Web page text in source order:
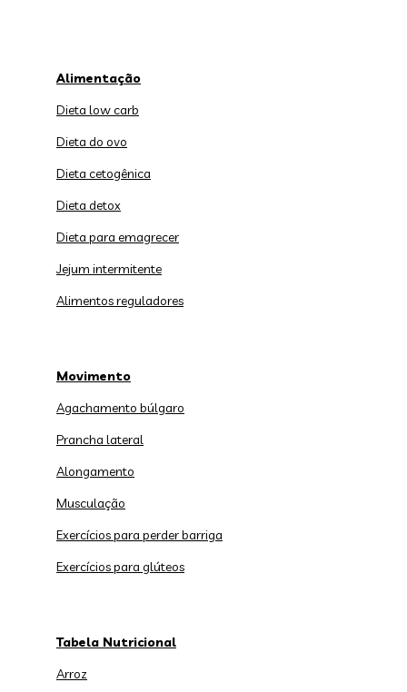
Alimentação
Dieta low carb
Dieta do ovo
Dieta cetogênica
Dieta detox
Dieta para emagrecer
Jejum intermitente
Alimentos reguladores
Movimento
Agachamento búlgaro
Prancha lateral
Alongamento
Musculação
Exercícios para perder barriga
Exercícios para glúteos
Tabela Nutricional
Arroz